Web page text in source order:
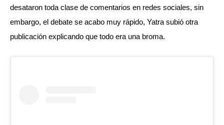
desataron toda clase de comentarios en redes sociales, sin
embargo, el debate se acabo muy rápido, Yatra subió otra
publicación explicando que todo era una broma.